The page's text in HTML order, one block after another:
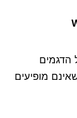
הדגמים
מופיעים